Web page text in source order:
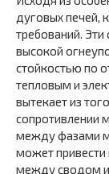
дуговых печей,
требований.
высокой
стойкостью по
тепловым и
вытекает из
сопротивлении
между фазами
может привести
между сводом